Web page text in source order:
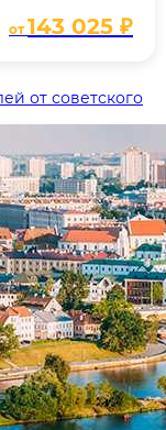
от143 025 ₽
от советского